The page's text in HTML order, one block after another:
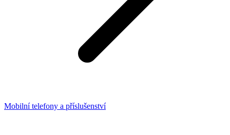
Mobilní telefony a příslušenství